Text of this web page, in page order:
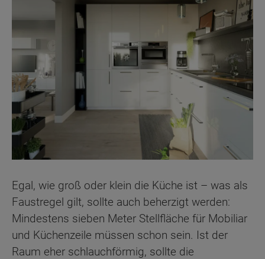
Egal, wie groß oder klein die Küche ist – was als
Faustregel gilt, sollte auch beherzigt werden:
Mindestens sieben Meter Stellfläche für Mobiliar
und Küchenzeile müssen schon sein. Ist der
Raum eher schlauchförmig, sollte die